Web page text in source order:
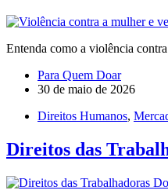
Entenda como a violência
Para Quem Doar
30 de maio de 2026
Direitos Humanos,
Direitos das